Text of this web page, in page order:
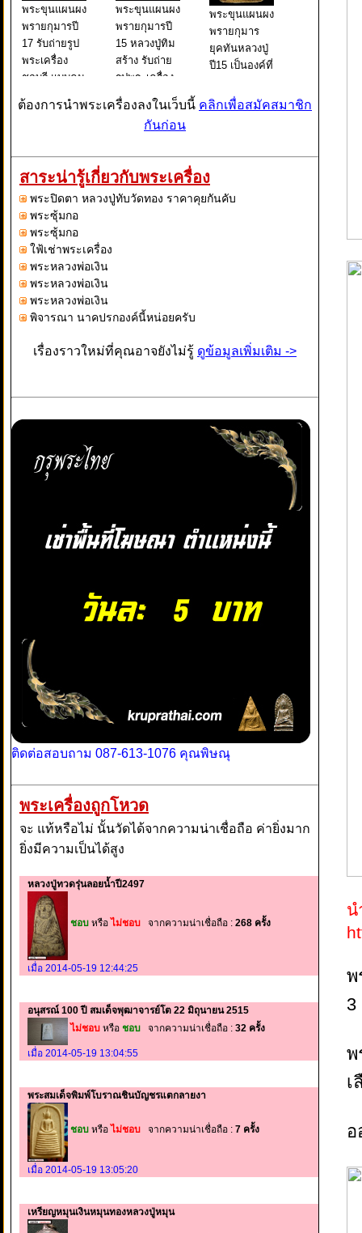
พระขุนแผนผง
พรายกุมารปี
17 รับถ่ายรูป
พระเครื่อง
ชลบุรี แบบคม
พระขุนแผนผง
พรายกุมารปี
15 หลวงปู่ทิม
สร้าง รับถ่าย
รูปพระเครื่อง
คมชัด พระ
ขุนแผนผง
พรายกุมาร
สร้างและปลุก
เสกโดยหลวง
พระขุนแผนผง
พรายกุมาร
ยุคทันหลวงปู่
ปี15 เป็นองค์ที่
มักไม่ยอมรับ
เพี้ยนออกไป
ซึ่งผมเองก็ไม
ต้องการนำพระเครื่องลงในเว็บนี้ คลิกเพื่อสมัคสมาชิก
กันก่อน
สาระน่ารู้เกี่ยวกับพระเครื่อง
พระปิดตา หลวงปู่ทับวัดทอง ราคาคุยกันคับ
พระซุ้มกอ
พระซุ้มกอ
ใฟ้เช่าพระเครื่อง
พระหลวงพ่อเงิน
พระหลวงพ่อเงิน
พระหลวงพ่อเงิน
พิจารณา นาคปรกองค์นี้หน่อยครับ
เรื่องราวใหม่ที่คุณอาจยังไม่รู้ ดูข้อมูลเพิ่มเติม ->
ติดต่อสอบถาม 087-613-1076 คุณพิษณุ
พระเครื่องถูกโหวด
จะ แท้หรือไม่ นั้นวัดได้จากความน่าเชื่อถือ ค่ายิ่งมาก
ยิ่งมีความเป็นได้สูง
หลวงปู่ทวดรุ่นลอยน้ำปี2497
ชอบ หรือไม่ชอบ จากความน่าเชื่อถือ : 268 ครั้ง
เมื่อ 2014-05-19 12:44:25
อนุสรณ์ 100 ปี สมเด็จพุฒาจารย์โต 22 มิถุนายน 2515
ไม่ชอบ หรือ ชอบ จากความน่าเชื่อถือ : 32 ครั้ง
เมื่อ 2014-05-19 13:04:55
พระสมเด็จพิมพ์โบราณชินบัญชรแตกลายงา
ชอบ หรือไม่ชอบ จากความน่าเชื่อถือ : 7 ครั้ง
เมื่อ 2014-05-19 13:05:20
เหรียญหมุนเงินหมุนทองหลวงปู่หมุน
น
พ
3
พ
เ
อ